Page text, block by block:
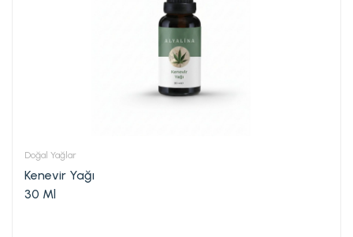
Doğal Yağlar
Kenevir Yağı
30 Ml